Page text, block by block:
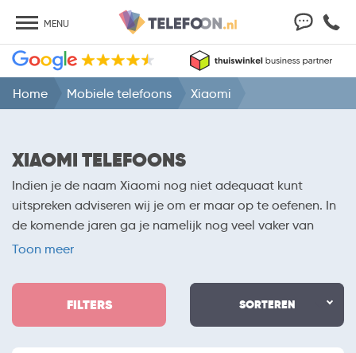
MENU
Home Mobiele telefoons Xiaomi
XIAOMI TELEFOONS
Indien je de naam Xiaomi nog niet adequaat kunt
uitspreken adviseren wij je om er maar op te oefenen. In
de komende jaren ga je namelijk nog veel vaker van
deze fabrikant horen. De van oorsprong Chinese
allerhande producten. Je kunt onder meer voor laptops,
tablets en telefoons bij het bedrijf aankloppen. Hierbij
hoef je nooit bang te zijn dat je teveel betaalt. Xiaomi
telefoons zijn namelijk altijd voorzien van een
Toon meer
SORTEREN
FILTERS